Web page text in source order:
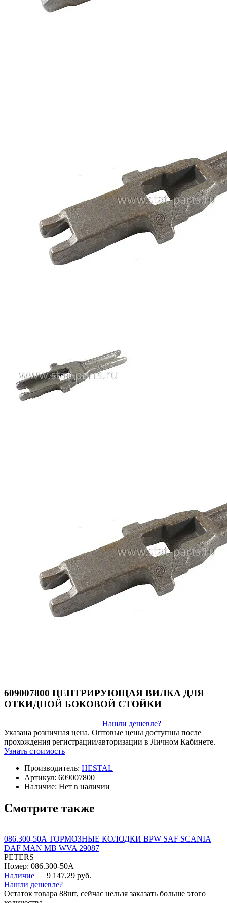
609007800 ЦЕНТРИРУЮЩАЯ ВИЛКА ДЛЯ
ОТКИДНОЙ БОКОВОЙ СТОЙКИ
Нашли дешевле?
Указана розничная цена. Оптовые цены доступны после
прохождения регистрации/авторизации в Личном Кабинете.
Узнать стоимость
Производитель: HESTAL
Артикул: 609007800
Наличие: Нет в наличии
Смотрите также
086.300-50A ТОРМОЗНЫЕ КОЛОДКИ BPW SAF SCANIA
DAF MAN MB WVA 29087
PETERS
Номер: 086.300-50A
Наличие
9 147,29 руб.
Нашли дешевле?
Остаток товара 88шт, сейчас нельзя заказать больше этого